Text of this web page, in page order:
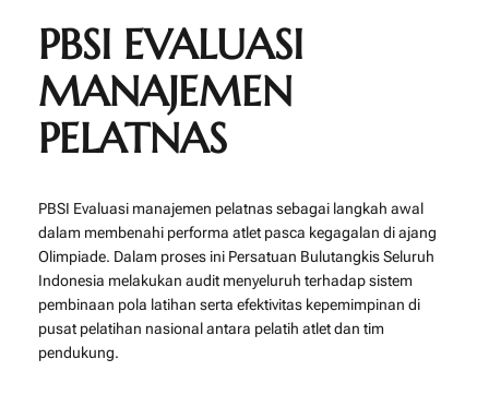
PBSI EVALUASI
MANAJEMEN
PELATNAS
PBSI Evaluasi manajemen pelatnas sebagai langkah awal
dalam membenahi performa atlet pasca kegagalan di ajang
Olimpiade. Dalam proses ini Persatuan Bulutangkis Seluruh
Indonesia melakukan audit menyeluruh terhadap sistem
pembinaan pola latihan serta efektivitas kepemimpinan di
pusat pelatihan nasional antara pelatih atlet dan tim
pendukung.